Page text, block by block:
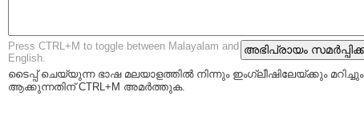
Press CTRL+M to toggle between Malayalam and
English.
ടൈപ്പ്‌ ചെയ്യുന്ന ഭാഷ മലയാളത്തില്‍ നിന്നും ഇംഗ്ലീഷിലേയ്ക്കും മറിച്ചും
ആക്കുന്നതിന് CTRL+M അമര്‍ത്തുക.